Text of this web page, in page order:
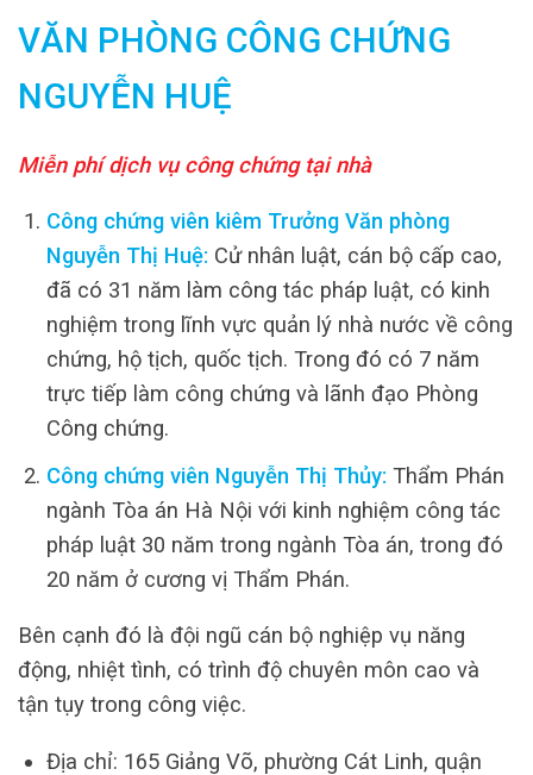
VĂN PHÒNG CÔNG CHỨNG
NGUYỄN HUỆ
Miễn phí dịch vụ công chứng tại nhà
Công chứng viên kiêm Trưởng Văn phòng
Nguyễn Thị Huệ: Cử nhân luật, cán bộ cấp cao,
đã có 31 năm làm công tác pháp luật, có kinh
nghiệm trong lĩnh vực quản lý nhà nước về công
chứng, hộ tịch, quốc tịch. Trong đó có 7 năm
trực tiếp làm công chứng và lãnh đạo Phòng
Công chứng.
Công chứng viên Nguyễn Thị Thủy: Thẩm Phán
ngành Tòa án Hà Nội với kinh nghiệm công tác
pháp luật 30 năm trong ngành Tòa án, trong đó
20 năm ở cương vị Thẩm Phán.
Bên cạnh đó là đội ngũ cán bộ nghiệp vụ năng
động, nhiệt tình, có trình độ chuyên môn cao và
tận tụy trong công việc.
Địa chỉ: 165 Giảng Võ, phường Cát Linh, quận